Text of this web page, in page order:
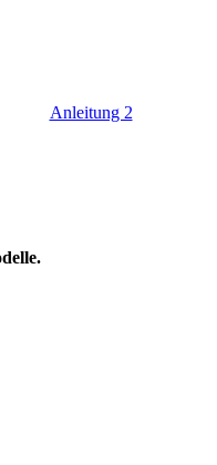
Anleitung 2